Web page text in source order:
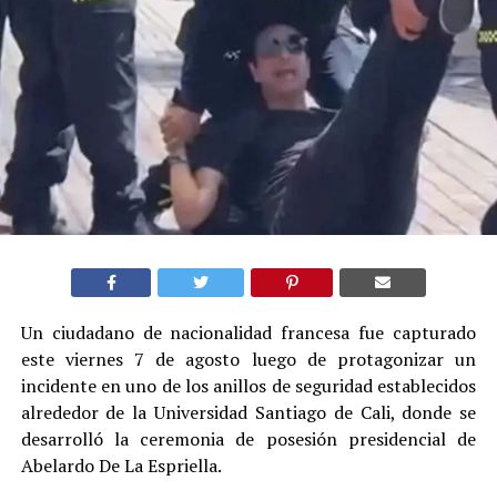
Un ciudadano de nacionalidad francesa fue capturado
este viernes 7 de agosto luego de protagonizar un
incidente en uno de los anillos de seguridad establecidos
alrededor de la Universidad Santiago de Cali, donde se
desarrolló la ceremonia de posesión presidencial de
Abelardo De La Espriella.